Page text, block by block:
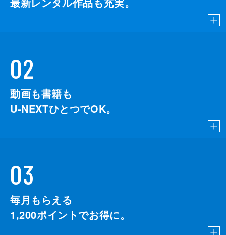
02
動画も書籍も
U-NEXTひとつでOK。
03
毎月もらえる
1,200ポイントでお得に。